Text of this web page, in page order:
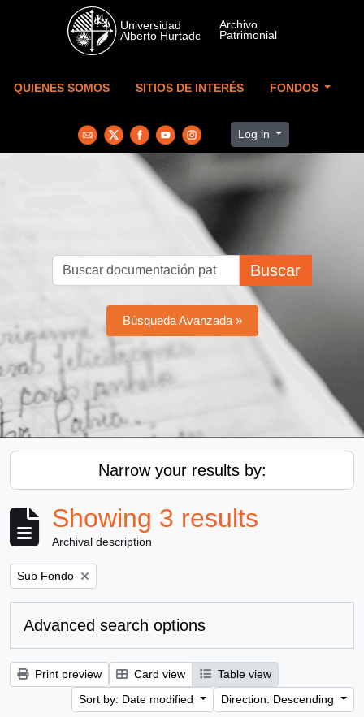
Skip to main content
QUIENES SOMOS SITIOS DE INTERÉS FONDOS
Log in
Buscar
Búsqueda Avanzada »
Narrow your results by:
Showing 3 results
Archival description
Remove filter:
Sub Fondo
Advanced search options
Print preview Card view
Table view
Sort by: Date modified
Direction: Descending